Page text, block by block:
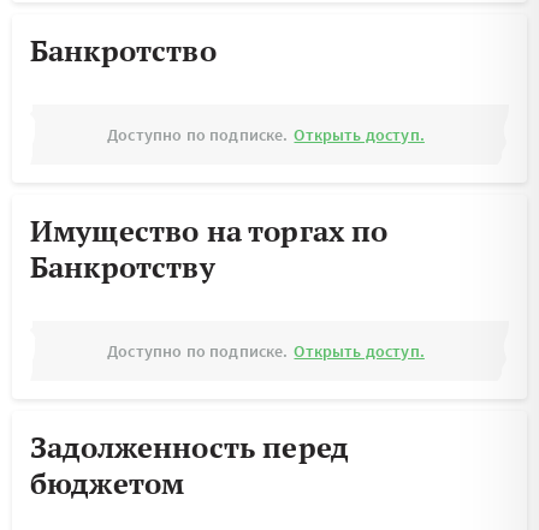
Банкротство
Доступно по подписке. Открыть доступ.
Имущество на торгах по
Банкротству
Доступно по подписке. Открыть доступ.
Задолженность перед
бюджетом